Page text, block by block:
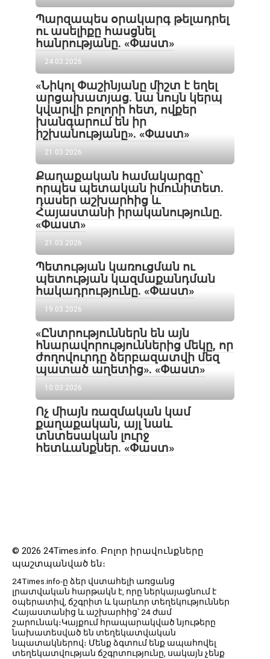
Պարզապես օրակարգ թելադրել
ու ասելիքը հասցնել
հանրությանը. «Փաստ»
24.03.2026
«Նիկոլ Փաշինյանը միշտ է եղել
արցախատյաց. նա նույն կերպ
կվարվի բոլորի հետ, ովքեր
խանգարում են իր
իշխանությանը». «Փաստ»
21.03.2026
Քաղաքական համակարգը՝
որպես պետական իմունիտետ.
դասեր աշխարհից և
Հայաստանի իրականությունը.
«Փաստ»
21.03.2026
Պետության կառուցման ու
պետության կազմաքանդման
հակադրությունը. «Փաստ»
19.03.2026
«Ընտրություններն են այն
հնարավորություններից մեկը, որ
ժողովուրդը ձերբազատվի մեզ
պատած աղետից». «Փաստ»
10.03.2026
Ոչ միայն ռազմական կամ
քաղաքական, այլ նաև
տնտեսական լուրջ
հետևանքներ. «Փաստ»
© 2026 24Times.info․ Բոլոր իրավունքները
պաշտպանված են։
24Times.info-ը ձեր վստահելի առցանց
լրատվական հարթակն է, որը ներկայացնում է
օպերատիվ, ճշգրիտ և կարևոր տեղեկություններ
Հայաստանից և աշխարհից՝ 24 ժամ
շարունակ։Կայքում հրապարակված նյութերը
նախատեսված են տեղեկատվական
նպատակներով։ Մենք ձգտում ենք ապահովել
տեղեկատվության ճշգրտությունը, սակայն չենք